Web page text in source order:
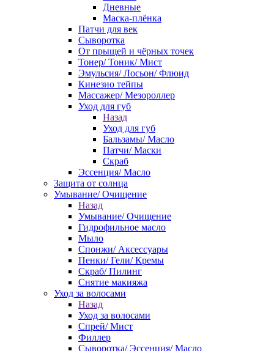
Дневные
Маска-плёнка
Патчи для век
Сыворотка
От прыщей и чёрных точек
Тонер/ Тоник/ Мист
Эмульсия/ Лосьон/ Флюид
Кинезио тейпы
Массажер/ Мезороллер
Уход для губ
Назад
Уход для губ
Бальзамы/ Масло
Патчи/ Маски
Скраб
Эссенция/ Масло
Защита от солнца
Умывание/ Очищение
Назад
Умывание/ Очищение
Гидрофильное масло
Мыло
Спонжи/ Аксессуары
Пенки/ Гели/ Кремы
Скраб/ Пилинг
Снятие макияжа
Уход за волосами
Назад
Уход за волосами
Спрей/ Мист
Филлер
Сыворотка/ Эссенция/ Масло